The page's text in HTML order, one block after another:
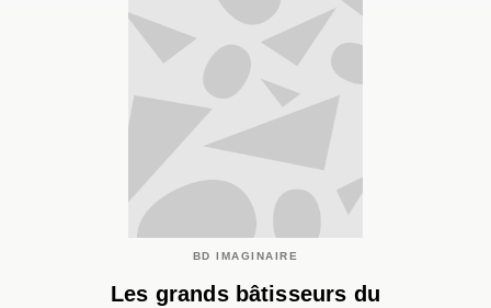
BD IMAGINAIRE
Les grands bâtisseurs du